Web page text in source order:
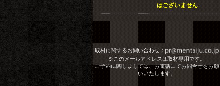
はございません
取材に関するお問い合わせ：
※このメールアドレスは取材専用です。
ご予約に関しましては、お電話にてお問合せをお願
いいたします。